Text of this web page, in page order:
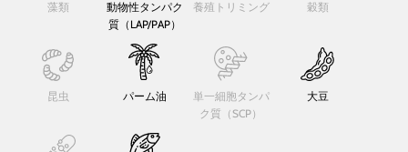
藻類
動物性タンパク
質（LAP/PAP）
養殖トリミング 穀類
昆虫 パーム油
単一細胞タンパ
ク質（SCP）
大豆